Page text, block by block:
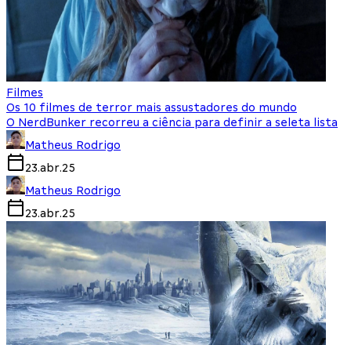
Filmes
Os 10 filmes de terror mais assustadores do mundo
O NerdBunker recorreu a ciência para definir a seleta lista
Matheus Rodrigo
23.abr.25
Matheus Rodrigo
23.abr.25